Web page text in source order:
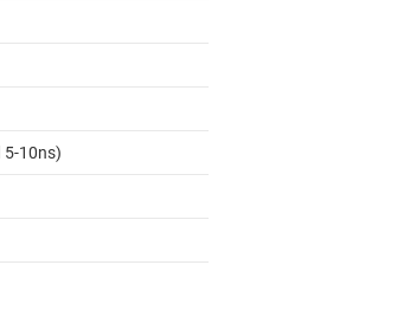
5-10ns)